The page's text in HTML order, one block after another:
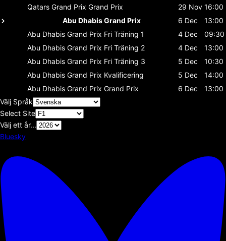
Qatars Grand Prix Grand Prix 29 Nov 16:00
Abu Dhabis Grand Prix
6 Dec
13:00
Abu Dhabis Grand Prix Fri Träning 1 4 Dec
09:30
Abu Dhabis Grand Prix Fri Träning 2 4 Dec
13:00
Abu Dhabis Grand Prix Fri Träning 3 5 Dec
10:30
Abu Dhabis Grand Prix Kvalificering 5 Dec
14:00
Abu Dhabis Grand Prix Grand Prix 6 Dec
13:00
Välj Språk
Select Site
Välj ett år...
Bluesky